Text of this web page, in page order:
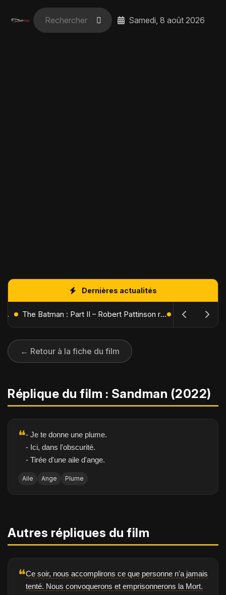
Samedi, 8 août 2026
Dernières actualités
L'Âge de Glace : Le Réveil du Volcan – Manny, Sid et Diego de retour pour une aventure explosive The Batman : Part II – Robert Pattinson replonge dans les ténèbres de Gotham dès octobre 2027
← Retour à la fiche du film
Réplique du film : Sandman (2022)
❝- Je te donne une plume.
- Ici, dans l'obscurité.
- Tirée d'une aile d'ange.
Aile Ange Plume
Autres répliques du film
❝Ce soir, nous accomplirons ce que personne n'a jamais
tenté. Nous convoquerons et emprisonnerons la Mort.